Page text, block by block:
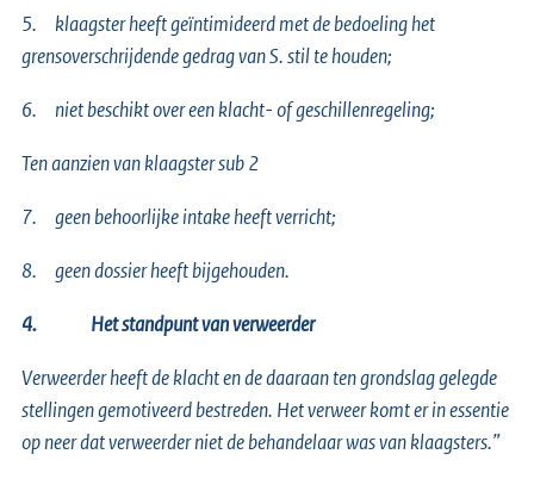
5. klaagster heeft geïntimideerd met de bedoeling het
grensoverschrijdende gedrag van S. stil te houden;
6. niet beschikt over een klacht- of geschillenregeling;
Ten aanzien van klaagster sub 2
7. geen behoorlijke intake heeft verricht;
8. geen dossier heeft bijgehouden.
4. Het standpunt van verweerder
Verweerder heeft de klacht en de daaraan ten grondslag gelegde
stellingen gemotiveerd bestreden. Het verweer komt er in essentie
op neer dat verweerder niet de behandelaar was van klaagsters.”